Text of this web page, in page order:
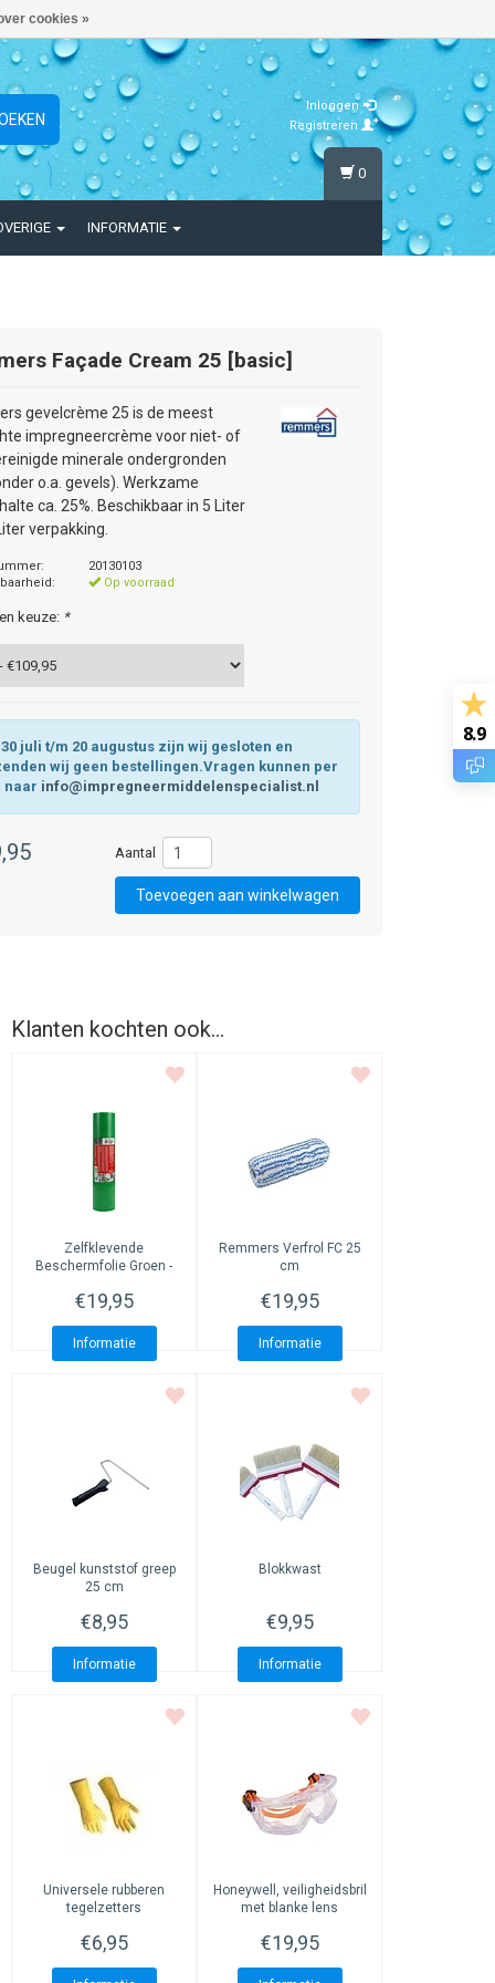
Inloggen
Registreren
INFORMATIE
0
Façade Cream 25 [basic]
gevelcrème 25 is de meest
impregneercrème voor niet- of
minerale ondergronden
o.a. gevels). Werkzame
ca. 25%. Beschikbaar in 5 Liter
verpakking.
20130103
Op voorraad
keuze: *
juli t/m 20 augustus zijn wij gesloten en
wij geen bestellingen.Vragen kunnen per
naar info@impregneermiddelenspecialist.nl
Klanten kochten ook...
Zelfklevende
Beschermfolie Groen -
€19,95
Informatie
Remmers Verfrol FC 25
cm
€19,95
Informatie
Beugel kunststof greep
25 cm
€8,95
Informatie
Blokkwast
€9,95
Informatie
Universele rubberen
tegelzetters
€6,95
Honeywell, veiligheidsbril
met blanke lens
€19,95
8.9
cookies »